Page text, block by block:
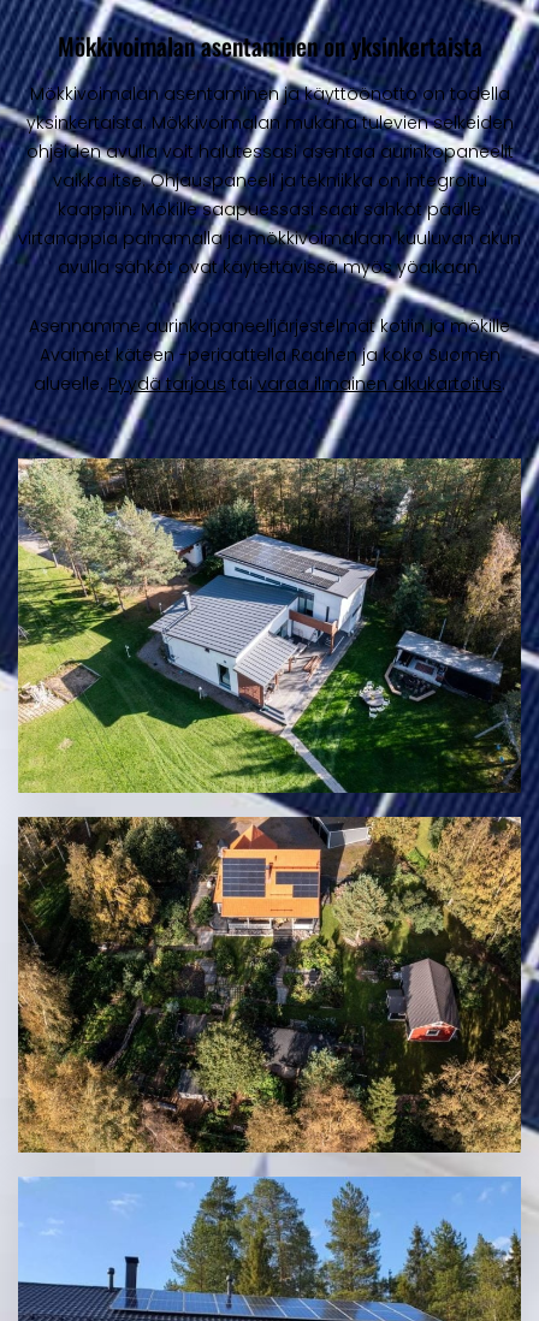
Mökkivoimalan asentaminen on yksinkertaista
Mökkivoimalan asentaminen ja käyttöönotto on todella
yksinkertaista. Mökkivoimalan mukana tulevien selkeiden
ohjeiden avulla voit halutessasi asentaa aurinkopaneelit
vaikka itse. Ohjauspaneeli ja tekniikka on integroitu
kaappiin. Mökille saapuessasi saat sähköt päälle
virtanappia painamalla ja mökkivoimalaan kuuluvan akun
avulla sähköt ovat käytettävissä myös yöaikaan.
Asennamme aurinkopaneelijärjestelmät kotiin ja mökille
Avaimet käteen -periaattella Raahen ja koko Suomen
alueelle.Pyydä tarjoustaivaraa ilmainen alkukartoitus.